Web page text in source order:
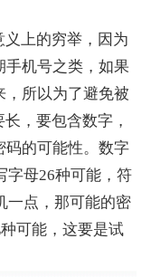
义上的穷举，因为
手机号之类，如果
，所以为了避免被
，要包含数字，
码的可能性。数字
字母26种可能，符
一点，那可能的密
可能，这要是试